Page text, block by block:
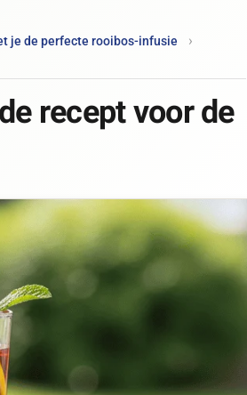
je de perfecte rooibos-infusie
recept voor de